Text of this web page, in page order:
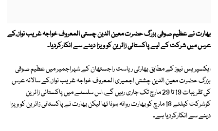
بھارت نے عظیم صوفی بزرگ حضرت معین الدین چستی المعروف خواجہ غریب نواز ؒ کے
عرس میں شرکت کے لیے پاکستانی زائرین کو ویزا دینے سے انکارکردیا۔
ایکسپریس نیوز کے مطابق بھارتی ریاست راجستھان کے شہراجمیر میں عظیم صوفی
بزرگ حضرت معین الدین چشتی اجمیری المعروف خواجہ غریب نواز ؒ کے سالانہ عرس
کی تقریبات 19 تا 29 مارچ تک جاری رہیں گے، اس سلسلے میں پاکستانی زائرین
کوشرکت کیلئے 18 مارچ کو بھارت روانہ ہونا تھا لیکن بھارت نے پاکستانی زائرین کو ویزا
دینے سے انکارکردیا ہے۔